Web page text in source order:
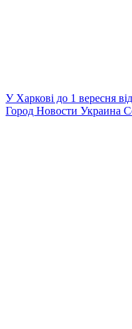
У Харкові до 1 вересня
Город Новости Украина